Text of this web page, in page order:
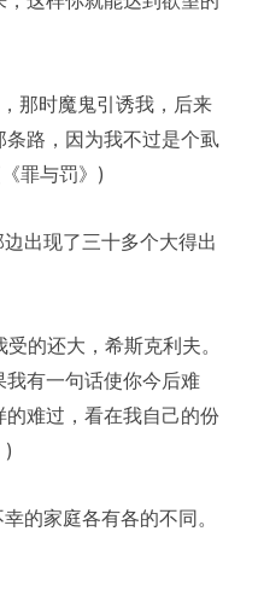
那时魔鬼引诱我，后来
路，因为我不过是个虱
罪与罚》)
出现了三十多个大得出
的还大，希斯克利夫。
有一句话使你今后难
难过，看在我自己的份
)
的家庭各有各的不同。